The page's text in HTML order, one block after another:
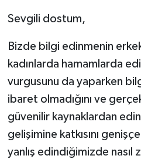
Sevgili dostum,
Bizde bilgi edinmenin
kadınlarda hamamlarda
vurgusunu da yaparken
ibaret olmadığını ve
güvenilir kaynaklardan
gelişimine katkısını
yanlış edindiğimizde nasıl